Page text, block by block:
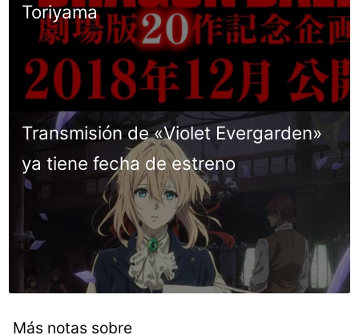
Toriyama
Transmisión de «Violet Evergarden»
ya tiene fecha de estreno
Más notas sobre